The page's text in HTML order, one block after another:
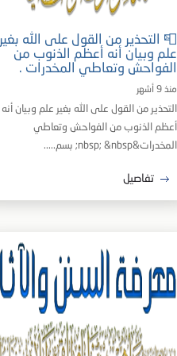
📮 التحذير من القول على الله بغير
علم وبيان أنه أعظم الذنوب من
الفواحش وتعاطي المخدرات .
منذ 9 أشهر
التحذير من القول على الله بغير علم وبيان أنه
أعظم الذنوب من الفواحش وتعاطي
المخدرات&nbsp; &nbsp; بسم.....
تفاصيل